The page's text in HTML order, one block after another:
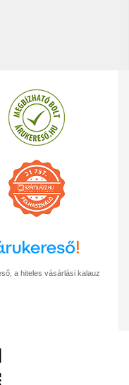
a hiteles vásárlási kalauz